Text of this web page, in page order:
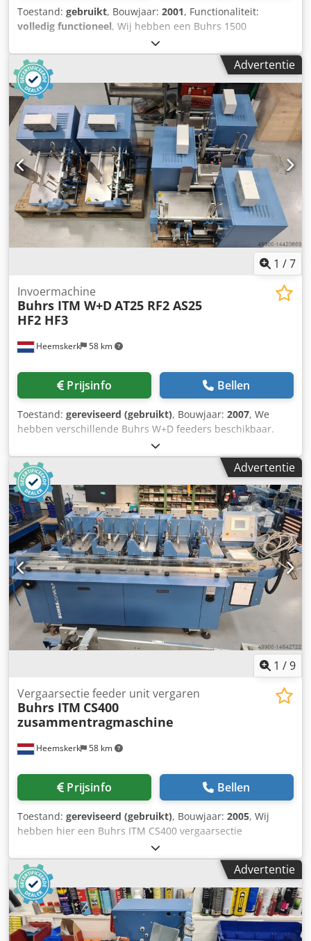
Toestand: gebruikt, Bouwjaar: 2001, Functionaliteit:
volledig functioneel, Wij hebben een Buhrs 1500
folieverpakkingssysteem beschikbaar. Bouwjaar 2001. Deze
machine is de afgelopen jaren bij de klant nauwelijks
gebruikt. Wordt compleet geleverd met vacuümpomp en
alle toebehoren. Dkjdpox Agk Sjfx Amtjr
SYSTEEMINFORMATIE Systeem: Buhrs Machinetype: Buhrs
1500 folieverpakkingssysteem (max. 13.000 st/uur)
Bouwjaar: 2001 CONFIGURATIE 1 Buhrs 1500 hoofd-
aanvoer, type schuifaanvoer 1 Buhrs 1500 master
basismodule 4 Buhrs 1500 roterende aanvoer 1 Buhrs
1500 module voor folieverpakking Afvoerband De machine
kan volledig productievaardig worden gedemonstreerd.
Advertentie
1 /7
Heemskerk 58 km
Invoermachine
Buhrs ITM W+DAT25 RF2 AS25
HF2 HF3
Prijsinfo Bellen
Toestand: gereviseerd (gebruikt), Bouwjaar: 2007, We
hebben verschillende Buhrs W+D feeders beschikbaar.
Allemaal volledig gereviseerd en klaar voor gebruik! Type
feeders: AT25 vacuümrotatievoeder (BB300) AS25
schuiffoer (BB300) HF3 vacuüm frictievoeder (BB300) RF2
Servo vacuümrotatievoeder (BB600 en BB700) AS2
schuiffeeder (BB600 en BB700) HF2 vacuüm-wrijvingsinvoer
(BB600 en BB700) Dkodjq Ec Rgepfx Amtor Kan worden
geïnstalleerd op een Buhrs W+D BB300 10K, BB600 14K en
een Buhrs ITM BB700 14 en 16K machine. Alle feeders die
we verkopen worden volledig gecontroleerd en alle
reserveonderdelen worden indien nodig vervangen. Wil je
een offerte aanvragen? Laat het ons weten, bedankt!
Advertentie
1 /9
Heemskerk 58 km
Vergaarsectie feeder unit vergaren
Buhrs ITM CS400
zusammentragmaschine
Prijsinfo Bellen
Toestand: gereviseerd (gebruikt), Bouwjaar: 2005, Wij
hebben hier een Buhrs ITM CS400 vergaarsectie
beschikbaar. Is uw huidige machine te kort, met deze
sectie heeft u binnen no time 6 stations extra. Dsdpfx
Amoq T Nvcotokr Deze CS400 is van bouwjaar 2005 maar is
niet veel gebruikt. Desalniettemin verkopen wij dit systeem
na compleet onderhoud en kunt u tot 6 feeders plaatsen,
dit kan een mix zijn tussen rotatie en frictie feeders.
Advertentie